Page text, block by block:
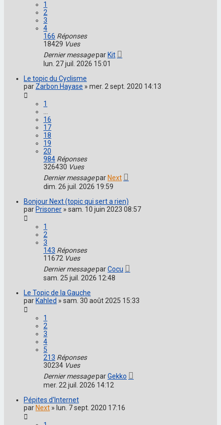
1
2
3
4
166 Réponses
18429 Vues
Dernier messageparKit
lun. 27 juil. 2026 15:01
Le topic du Cyclisme
par Zarbon Hayase » mer. 2 sept. 2020 14:13
1
16
17
18
19
20
984 Réponses
326430 Vues
Dernier messageparNext
dim. 26 juil. 2026 19:59
Bonjour Next (topic qui sert a rien)
parPrisoner » sam. 10 juin 2023 08:57
1
2
3
143 Réponses
11672 Vues
Dernier messageparCocu
sam. 25 juil. 2026 12:48
Le Topic de la Gauche
parKahled » sam. 30 août 2025 15:33
1
2
3
4
5
213 Réponses
30234 Vues
Dernier messageparGekko
mer. 22 juil. 2026 14:12
Pépites d'Internet
parNext » lun. 7 sept. 2020 17:16